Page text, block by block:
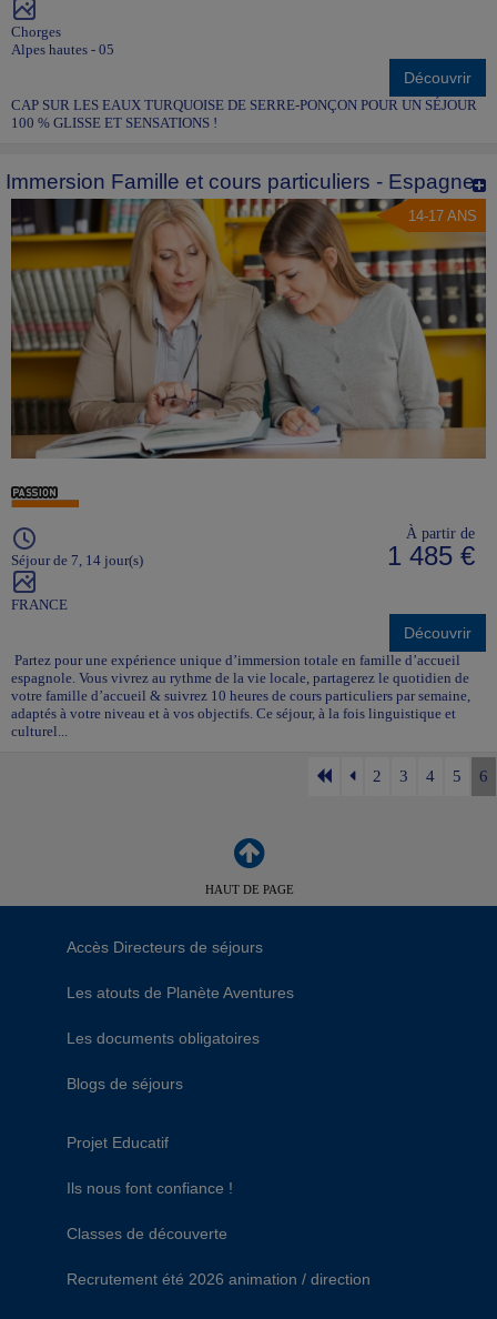
Chorges
Alpes hautes - 05
Découvrir
CAP SUR LES EAUX TURQUOISE DE SERRE-PONÇON POUR UN SÉJOUR
100 % GLISSE ET SENSATIONS !
Immersion Famille et cours particuliers - Espagne
14-17 ANS
Séjour de 7, 14 jour(s)
FRANCE
À partir de
1 485 €
Découvrir
Partez pour une expérience unique d’immersion totale en famille d’accueil
espagnole. Vous vivrez au rythme de la vie locale, partagerez le quotidien de
votre famille d’accueil & suivrez 10 heures de cours particuliers par semaine,
adaptés à votre niveau et à vos objectifs. Ce séjour, à la fois linguistique et
culturel...
2 3 4 5 6
HAUT DE PAGE
Accès Directeurs de séjours
Les atouts de Planète Aventures
Les documents obligatoires
Blogs de séjours
Projet Educatif
Ils nous font confiance !
Classes de découverte
Recrutement été 2026 animation / direction